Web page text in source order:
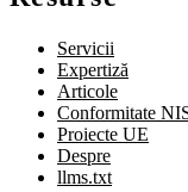
Servicii
Expertiză
Articole
Conformitate
Proiecte UE
Despre
llms.txt